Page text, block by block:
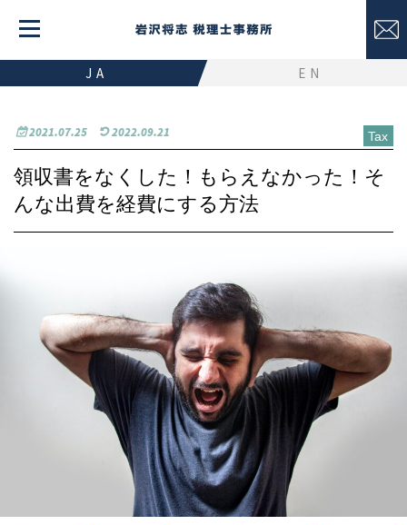
JA EN
Tax
2021.07.25 2022.09.21
領収書をなくした！もらえなかった！そ
んな出費を経費にする方法